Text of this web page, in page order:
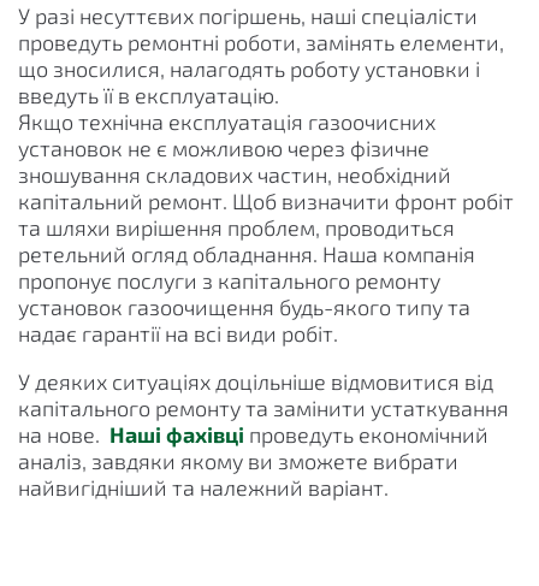
У разі несуттєвих погіршень, наші спеціалісти
проведуть ремонтні роботи, замінять елементи,
що зносилися, налагодять роботу установки і
введуть її в експлуатацію.
Якщо технічна експлуатація газоочисних
установок не є можливою через фізичне
зношування складових частин, необхідний
капітальний ремонт. Щоб визначити фронт робіт
та шляхи вирішення проблем, проводиться
ретельний огляд обладнання. Наша компанія
пропонує послуги з капітального ремонту
установок газоочищення будь-якого типу та
надає гарантії на всі види робіт.
У деяких ситуаціях доцільніше відмовитися від
капітального ремонту та замінити устаткування
на нове. Наші фахівці проведуть економічний
аналіз, завдяки якому ви зможете вибрати
найвигідніший та належний варіант.